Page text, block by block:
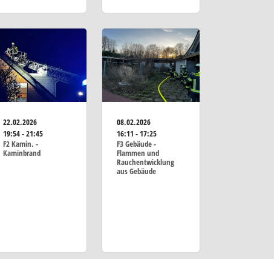
22.02.2026
19:54 - 21:45
F2 Kamin. -
Kaminbrand
08.02.2026
16:11 - 17:25
F3 Gebäude -
Flammen und
Rauchentwicklung
aus Gebäude